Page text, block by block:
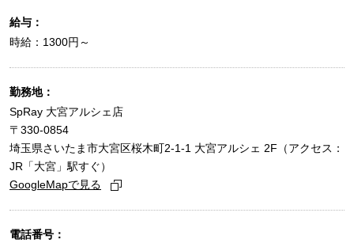
給与：
時給：1300円～
勤務地：
SpRay 大宮アルシェ店
〒330-0854
埼玉県さいたま市大宮区桜木町2-1-1 大宮アルシェ 2F（アクセス：
JR「大宮」駅すぐ）
GoogleMapで見る
電話番号：